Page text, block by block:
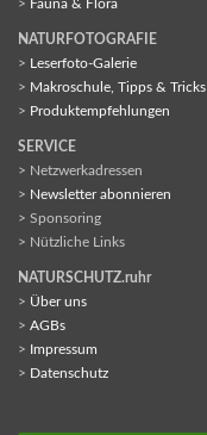
> Fauna & Flora
NATURFOTOGRAFIE
> Leserfoto-Galerie
> Makroschule, Tipps & Tricks
> Produktempfehlungen
SERVICE
> Netzwerkadressen
> Newsletter abonnieren
> Sponsoring
> Nützliche Links
NATURSCHUTZ.ruhr
> Über uns
> AGBs
> Impressum
> Datenschutz